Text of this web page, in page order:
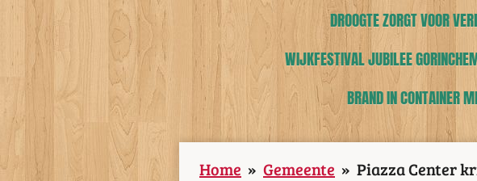
DROOGTE ZORGT VOOR
WIJKFESTIVAL JUBILEE
BRAND IN CONTAINER
Home » Gemeente » Piazza Center